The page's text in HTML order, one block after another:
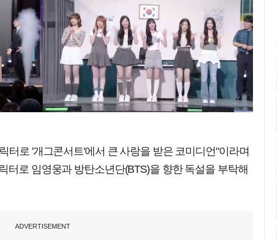
터로 '개그콘서트'에서 큰 사랑을 받은 코미디언"이라며
터로 임영웅과 방탄소년단(BTS)을 향한 독설을 부탁해
ADVERTISEMENT